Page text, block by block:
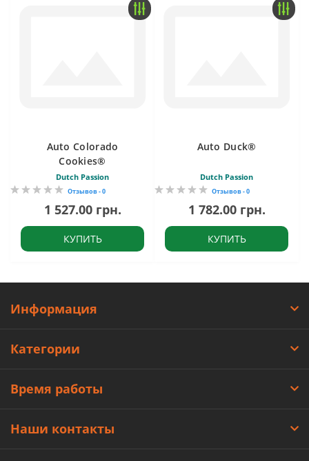
Auto Colorado
Cookies®
Dutch Passion
Отзывов - 0
1 527.00 грн.
КУПИТЬ
Auto Duck®
Dutch Passion
Отзывов - 0
1 782.00 грн.
КУПИТЬ
Информация
Категории
Время работы
Наши контакты